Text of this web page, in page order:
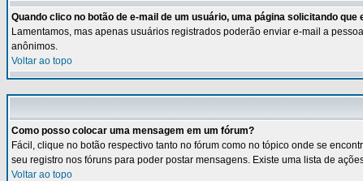
Quando clico no botão de e-mail de um usuário, uma página solicitando que
Lamentamos, mas apenas usuários registrados poderão enviar e-mail a
anônimos.
Voltar ao topo
Como posso colocar uma mensagem em um fórum?
Fácil, clique no botão respectivo tanto no fórum como no tópico onde se
seu registro nos fóruns para poder postar mensagens. Existe uma lista de
Voltar ao topo